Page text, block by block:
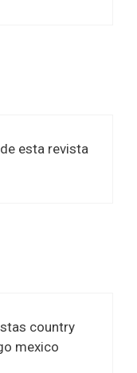
esta revista
country
mexico